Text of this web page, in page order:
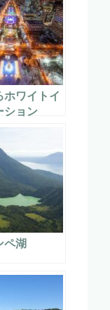
ホワイトイ
ション
ペ湖